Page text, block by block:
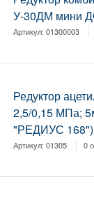
У-30ДМ мини
Артикул:01300003
Редуктор
2,5/0,15 МПа;
"РЕДИУС 168")
Артикул:01305 0